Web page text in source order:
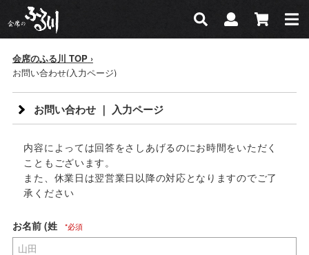
検索 マイページ
カー
検索
会席のふる川 TOP
お問い合わせ(入力ページ)
お問い合わせ ｜ 入力ページ
内容によっては回答をさしあげるのにお時間をいただく
こともございます。
また、休業日は翌営業日以降の対応となりますのでご了
承ください
お名前 (姓